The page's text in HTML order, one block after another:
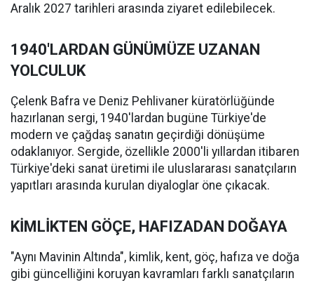
Aralık 2027 tarihleri arasında ziyaret edilebilecek.
1940'LARDAN GÜNÜMÜZE UZANAN
YOLCULUK
Çelenk Bafra ve Deniz Pehlivaner küratörlüğünde
hazırlanan sergi, 1940'lardan bugüne Türkiye'de
modern ve çağdaş sanatın geçirdiği dönüşüme
odaklanıyor. Sergide, özellikle 2000'li yıllardan itibaren
Türkiye'deki sanat üretimi ile uluslararası sanatçıların
yapıtları arasında kurulan diyaloglar öne çıkacak.
KİMLİKTEN GÖÇE, HAFIZADAN DOĞAYA
"Aynı Mavinin Altında", kimlik, kent, göç, hafıza ve doğa
gibi güncelliğini koruyan kavramları farklı sanatçıların